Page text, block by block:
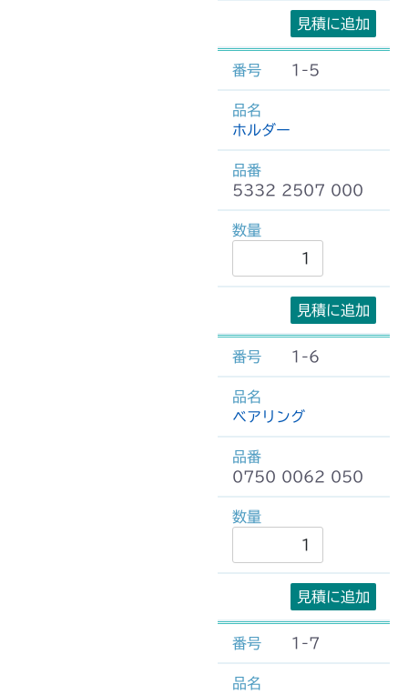
見積に追加
1-5
ホルダー
5332 2507 000
見積に追加
1-6
ベアリング
0750 0062 050
見積に追加
1-7